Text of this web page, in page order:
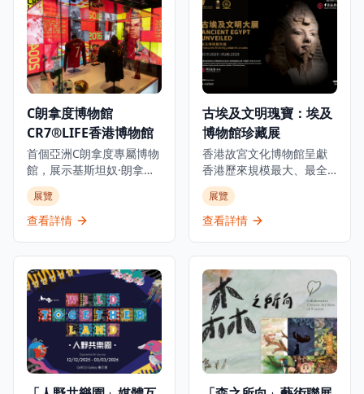
C朗拿度博物館
CR7®LIFE香港博物館
首個亞洲C朗拿度專屬博物
館，展示基斯坦奴·朗拿度
的人生旅程、職業生涯和
生活，透過獨家視角呈現
從未公開的故事，是足球
者深入了解這位足球傳奇
巨星的世界，展出個人珍
藏品、互動展示和沉浸式
展覽，包括他的獎盃、球
衣、簽名物品等珍貴收
藏。博物館位於K11
MUSEA，不僅展示C朗拿
展覽
查看詳情
古埃及文明瑰寶：埃及
博物館珍藏展
香港故宮文化博物館呈獻
香港歷來規模最大、最全
面及展期最長的古埃及珍
寶展覽。這個里程碑式的
展覽與埃及最高文物委員
古遺址的250件珍貴文物。
展覽透過四個主題部分追
溯古埃及文明5000年的發
展：「法老的國度」、
「圖坦卡門的世界」、
「塞加拉的秘密」及「古
埃及與世界」。重點展品
展覽
查看詳情